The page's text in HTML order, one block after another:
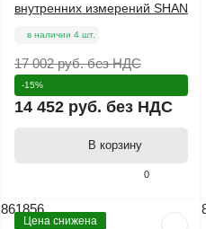
0
внутренних измерений SHAN
в наличии 4 шт.
17 002 руб.без НДС
-15%
14 452 руб. без НДС
В корзину
861856
Цена снижена